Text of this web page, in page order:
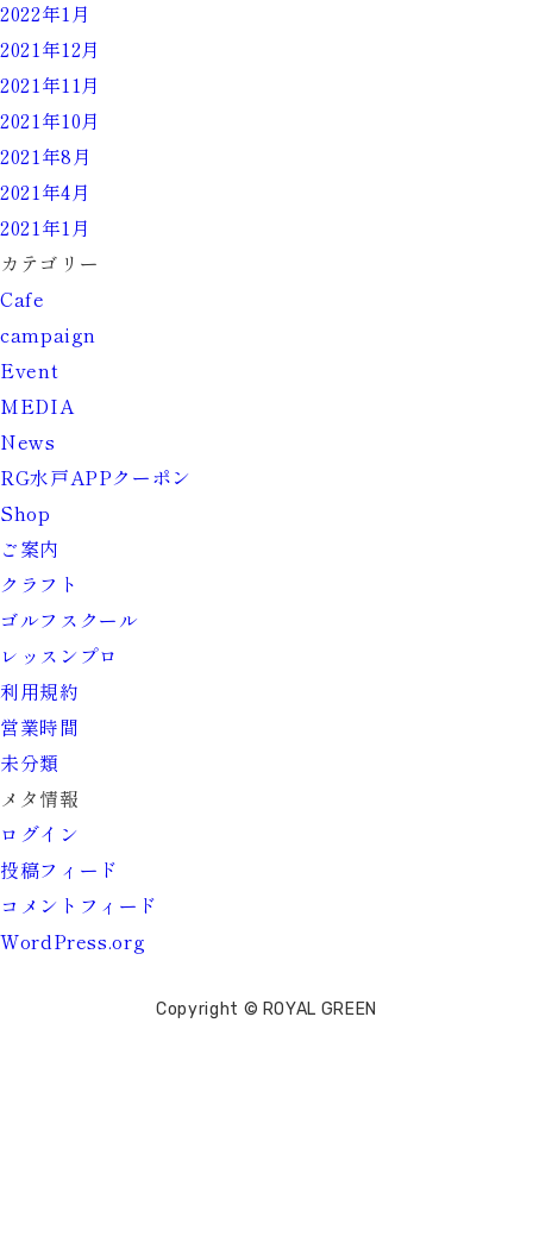
2022年1月
2021年12月
2021年11月
2021年10月
2021年8月
2021年4月
2021年1月
カテゴリー
Cafe
campaign
Event
MEDIA
News
RG水戸APPクーポン
Shop
ご案内
クラフト
ゴルフスクール
レッスンプロ
利用規約
営業時間
未分類
メタ情報
ログイン
投稿フィード
コメントフィード
WordPress.org
Copyright © ROYAL GREEN